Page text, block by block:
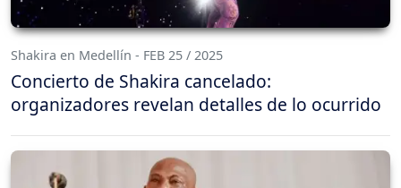
Shakira en Medellín - FEB 25 / 2025
Concierto de Shakira cancelado:
organizadores revelan detalles de lo ocurrido